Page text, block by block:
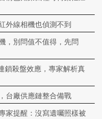
外線相機也偵測不到
，別問值不值得，先問
鎖殺盤效應，專家解析真
台廠供應鏈整合備戰
家提醒：沒寫遺囑照樣被